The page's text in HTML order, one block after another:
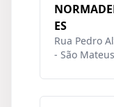
ES
Rua Pedro
- São